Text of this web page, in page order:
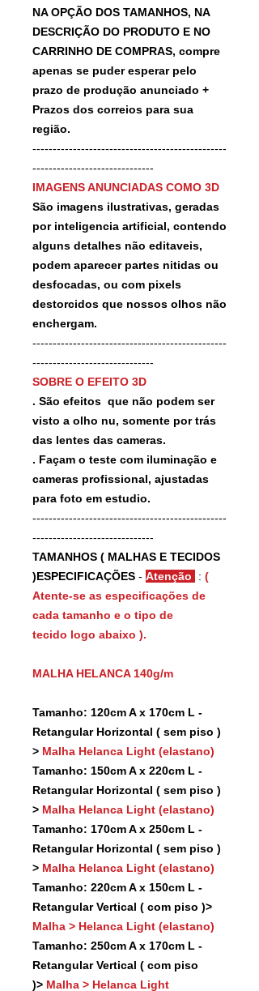
NA OPÇÃO DOS TAMANHOS, NA
DESCRIÇÃO DO PRODUTO E NO
CARRINHO DE COMPRAS, compre
apenas se puder esperar pelo
prazo de produção anunciado +
Prazos dos correios para sua
região.
------------------------------------------------
------------------------------
IMAGENS ANUNCIADAS COMO 3D
São imagens ilustrativas, geradas
por inteligencia artificial, contendo
alguns detalhes não editaveis,
podem aparecer partes nitidas ou
desfocadas, ou com pixels
destorcidos que nossos olhos não
enchergam.
------------------------------------------------
------------------------------
SOBRE O EFEITO 3D
. São efeitos que não podem ser
visto a olho nu, somente por trás
das lentes das cameras.
. Façam o teste com iluminação e
cameras profissional, ajustadas
para foto em estudio.
------------------------------------------------
------------------------------
TAMANHOS ( MALHAS E TECIDOS
)ESPECIFICAÇÕES - Atenção : (
Atente-se as especificações de
cada tamanho e o tipo de
tecido logo abaixo ).
MALHA HELANCA 140g/m
Tamanho: 120cm A x 170cm L -
Retangular Horizontal ( sem piso )
> Malha Helanca Light (elastano)
Tamanho: 150cm A x 220cm L -
Retangular Horizontal ( sem piso )
> Malha Helanca Light (elastano)
Tamanho: 170cm A x 250cm L -
Retangular Horizontal ( sem piso )
> Malha Helanca Light (elastano)
Tamanho: 220cm A x 150cm L -
Retangular Vertical ( com piso )>
Malha > Helanca Light (elastano)
Tamanho: 250cm A x 170cm L -
Retangular Vertical ( com piso
)> Malha > Helanca Light